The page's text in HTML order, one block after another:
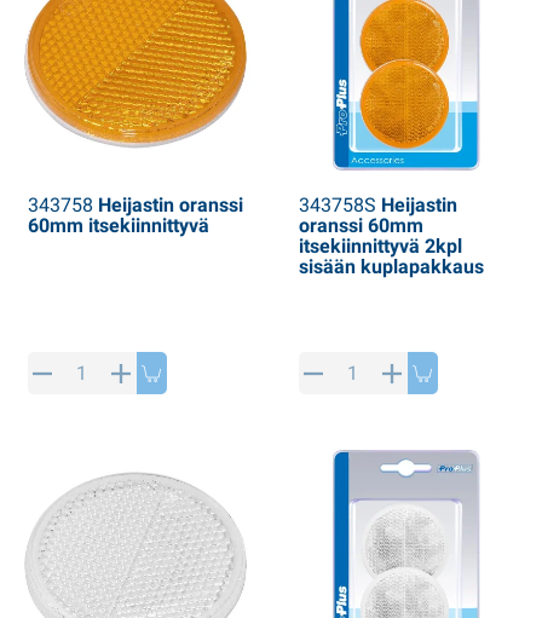
343758 Heijastin oranssi
60mm itsekiinnittyvä
343758S Heijastin
oranssi 60mm
itsekiinnittyvä 2kpl
sisään kuplapakkaus